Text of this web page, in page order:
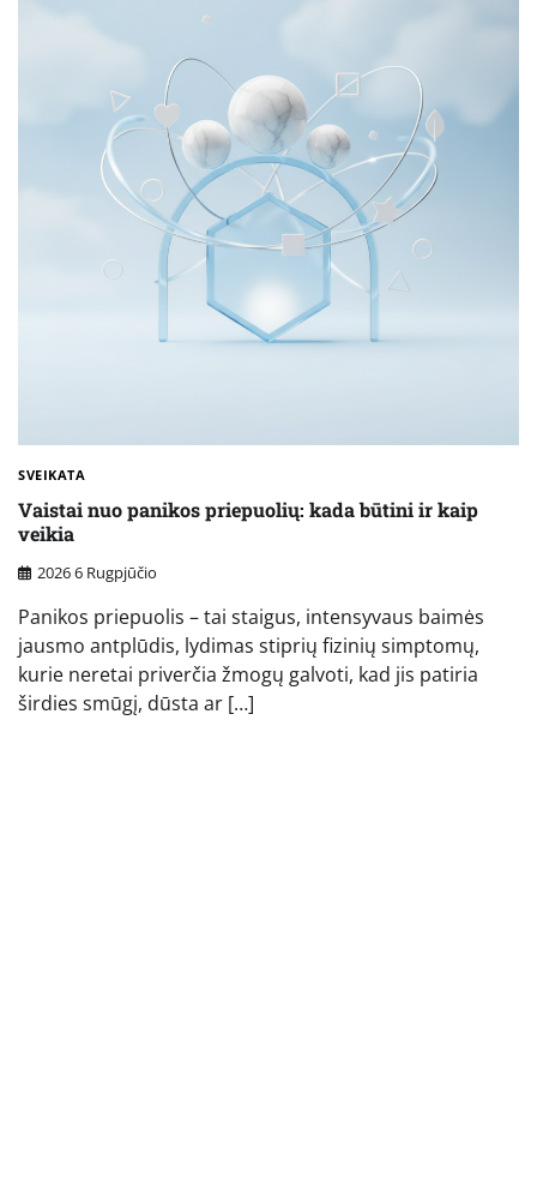
SVEIKATA
Vaistai nuo panikos priepuolių: kada būtini ir kaip
veikia
2026 6 Rugpjūčio
Panikos priepuolis – tai staigus, intensyvaus baimės
jausmo antplūdis, lydimas stiprių fizinių simptomų,
kurie neretai priverčia žmogų galvoti, kad jis patiria
širdies smūgį, dūsta ar […]